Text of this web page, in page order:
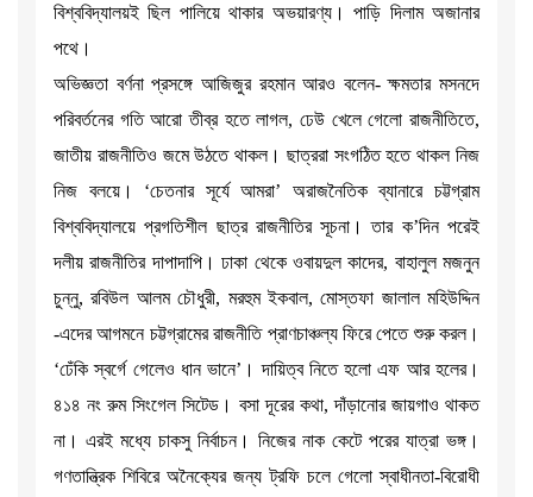
বিশ্ববিদ্যালয়ই ছিল পালিয়ে থাকার অভয়ারণ্য। পাড়ি দিলাম অজানার
পথে।
অভিজ্ঞতা বর্ণনা প্রসঙ্গে আজিজুর রহমান আরও বলেন- ক্ষমতার মসনদে
পরিবর্তনের গতি আরো তীব্র হতে লাগল, ঢেউ খেলে গেলো রাজনীতিতে,
জাতীয় রাজনীতিও জমে উঠতে থাকল। ছাত্ররা সংগঠিত হতে থাকল নিজ
নিজ বলয়ে। ‘চেতনার সূর্যে আমরা’ অরাজনৈতিক ব্যানারে চট্টগ্রাম
বিশ্ববিদ্যালয়ে প্রগতিশীল ছাত্র রাজনীতির সূচনা। তার ক’দিন পরেই
দলীয় রাজনীতির দাপাদাপি। ঢাকা থেকে ওবায়দুল কাদের, বাহালুল মজনুন
চুন্নু, রবিউল আলম চৌধুরী, মরহুম ইকবাল, মোস্তফা জালাল মহিউদ্দিন
-এদের আগমনে চট্টগ্রামের রাজনীতি প্রাণচাঞ্চল্য ফিরে পেতে শুরু করল।
‘ঢেঁকি স্বর্গে গেলেও ধান ভানে’। দায়িত্ব নিতে হলো এফ আর হলের।
৪১৪ নং রুম সিংগেল সিটেড। বসা দূরের কথা, দাঁড়ানোর জায়গাও থাকত
না। এরই মধ্যে চাকসু নির্বাচন। নিজের নাক কেটে পরের যাত্রা ভঙ্গ।
গণতান্ত্রিক শিবিরে অনৈক্যের জন্য ট্রফি চলে গেলো স্বাধীনতা-বিরোধী